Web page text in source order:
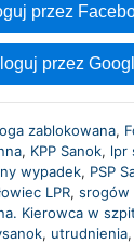
przez
przez
zablokowana,
, KPP Sanok, lpr
wypadek, PSP
LPR, srogów
Kierowca w
, utrudnienia,